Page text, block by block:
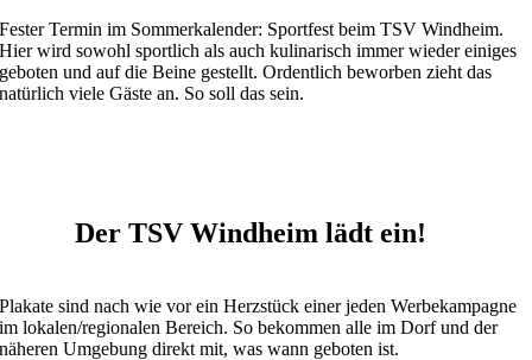
Fester Termin im Sommerkalender: Sportfest beim TSV Windheim.
Hier wird sowohl sportlich als auch kulinarisch immer wieder einiges
geboten und auf die Beine gestellt. Ordentlich beworben zieht das
natürlich viele Gäste an. So soll das sein.
Der TSV Windheim lädt ein!
Plakate sind nach wie vor ein Herzstück einer jeden Werbekampagne
im lokalen/regionalen Bereich. So bekommen alle im Dorf und der
näheren Umgebung direkt mit, was wann geboten ist.